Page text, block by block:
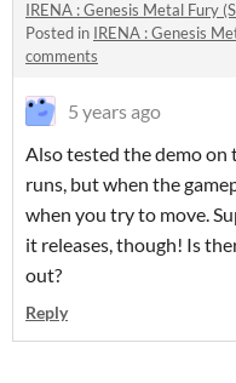
IRENA : Genesis Metal Fury
Posted in IRENA : Genesis
comments
5 years ago
Also tested the demo on
runs, but when the
when you try to move.
it releases, though! Is
out?
Reply